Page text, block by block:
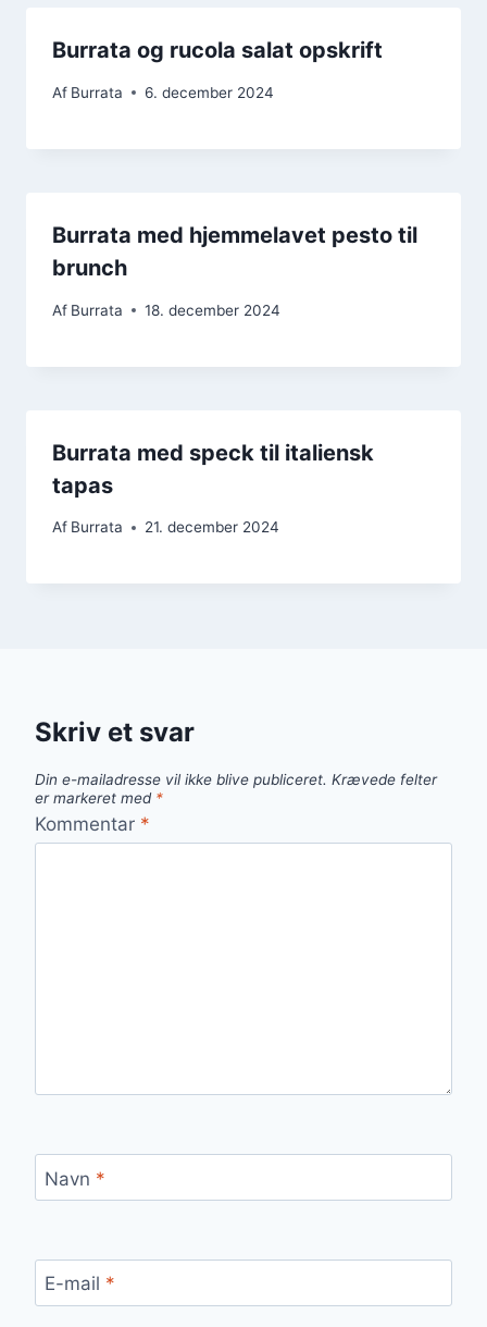
Burrata og rucola salat opskrift
Af Burrata 6. december 2024
Burrata med hjemmelavet pesto til
brunch
Af Burrata 18. december 2024
Burrata med speck til italiensk
tapas
Af Burrata 21. december 2024
Skriv et svar
Din e-mailadresse vil ikke blive publiceret. Krævede felter
er markeret med *
Kommentar *
Navn *
E-mail *